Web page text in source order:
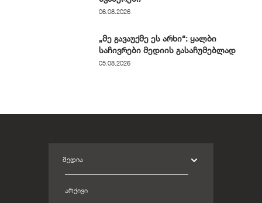
06.08.2026
„მე გავაუქმე ეს არხი“: ყალბი
საჩივრები მედიის გასაჩუმებლად
05.08.2026
ᲛᲔᲓᲘᲐ
ᲐᲠᲥᲘᲕᲘ